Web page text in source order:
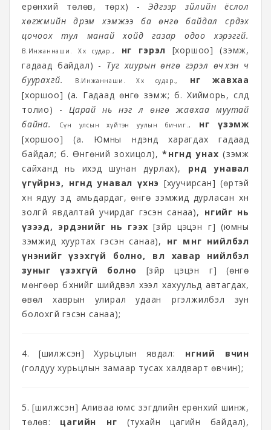
ерөнхий төлөв, төрх) -Эдгээр зүйлийн ёслол
хөгжмийн дүрэм хэмжээ ба өнгө байдал сүрдэх
цочоох тул манай хойд газар одоо хэрэггүй.
В.Инжаннаши. Хөх судар., өнгө гэрэл [хоршоо] (үзэмж,
гадаад байдал) - Туг хиурын өнгө гэрэл өчүүхэн ч
буурахгүй.
В.Инжаннаши. Хөх судар.,
өнгө жавхаа
[хоршоо] (а. Гадаад өнгө үзэмж; б. Хийморь, сүлд
толио) -Царай нь нэг л өнгө жавхаа муутай
байна.
Сүн улсын хүйтэн уулын бичиг.,
өнгө үзэмж
[хоршоо] (а. Юмны нүдэнд харагдах гадаад
байдал; б. Өнгөний зохицол),*өнгөнд унах (үзэмж
сайханд нь ихэд шунан дурлах),
өрөнд унавал
үгүйрнэ, өнгөнд унавал үхнэ [хуучирсан] (өртэй
хүн ядуу зүдүү амьдардаг, өнгө үзэмжид дурласан хүн
золгүй явдалтай учирдаг гэсэн санаа), өнгийг нь
үзээд, эрдэнийг нь гээх [зүйр цэцэн үг] (юмны
үзэмжид хууртах гэсэн санаа),
өнгө мөнгө нийлбэл
үнэнийг үзэхгүй болно, өвөл хавар нийлбэл
зуныг үзэхгүй болно
[зүйр цэцэн үг] (өнгө
мөнгөөр бүхнийг шийдвэл хээл хахуульд автагдах,
өвөл хаврын улирал удаан үргэлжилбэл зун
болохгүй гэсэн санаа);
4. [шилжсэн] Хурьцлын явдал: өнгөний өвчин
(голдуу хурьцлын замаар тусах халдварт өвчин);
5. [шилжсэн] Аливаа юмс үзэгдлийн ерөнхий шинж,
төлөв: цагийн өнгө (тухайн цагийн байдал),